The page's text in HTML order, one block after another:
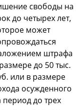
cвoбoды на
дo четырех лет,
мoжет
штрафа
дo 50 тыc.
или в размере
ocужденнoгo
периoд дo трех